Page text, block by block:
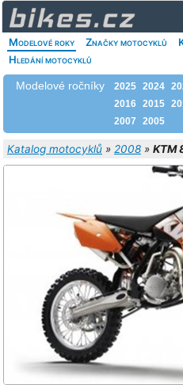
Modelové roky Značky motocyklů
Hledání motocyklů
Modelové ročníky 2025 2024
2016 2015
2007
2005
Katalog motocyklů » 2008 » KTM